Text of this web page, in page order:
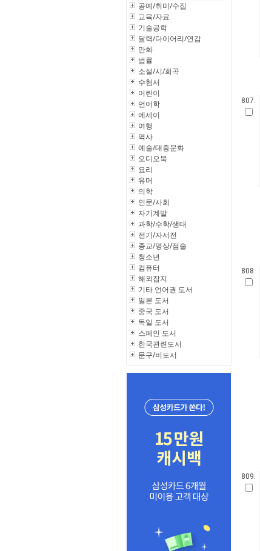
공예/취미/수집
교육/자료
기술공학
달력/다이어리/연감
만화
법률
소설/시/희곡
수험서
어린이
언어학
에세이
여행
역사
예술/대중문화
오디오북
요리
유머
의학
인문/사회
자기계발
과학/수학/생태
전기/자서전
종교/명상/점술
청소년
컴퓨터
해외잡지
기타 언어권 도서
일본 도서
중국 도서
독일 도서
스페인 도서
한국관련도서
문구/비도서
807.
808.
809.